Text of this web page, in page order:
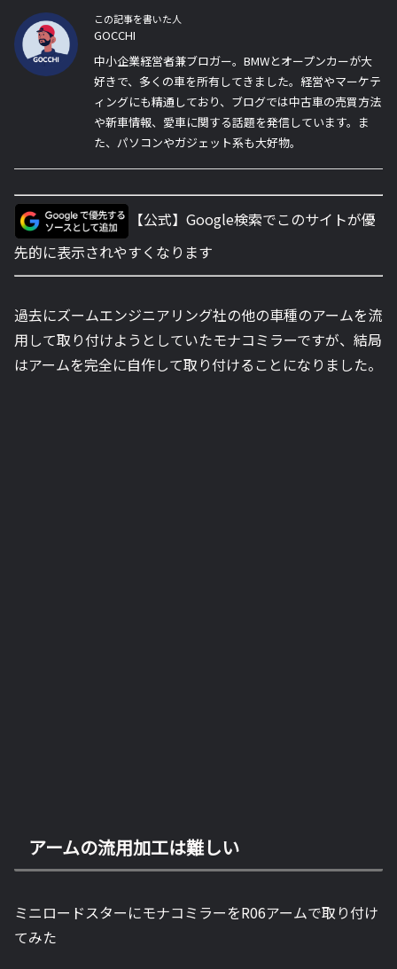
この記事を書いた人
GOCCHI
中小企業経営者兼ブロガー。BMWとオープンカーが大
好きで、多くの車を所有してきました。経営やマーケテ
ィングにも精通しており、ブログでは中古車の売買方法
や新車情報、愛車に関する話題を発信しています。ま
た、パソコンやガジェット系も大好物。
【公式】Google検索でこのサイトが優
先的に表示されやすくなります
過去にズームエンジニアリング社の他の車種のアームを流
用して取り付けようとしていたモナコミラーですが、結局
はアームを完全に自作して取り付けることになりました。
アームの流用加工は難しい
ミニロードスターにモナコミラーをR06アームで取り付け
てみた